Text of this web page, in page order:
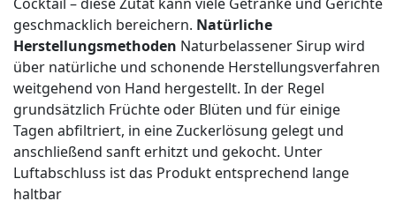
geschmacklich bereichern. Natürliche
Herstellungsmethoden Naturbelassener Sirup wird
über natürliche und schonende Herstellungsverfahren
weitgehend von Hand hergestellt. In der Regel
grundsätzlich Früchte oder Blüten und für einige
Tagen abfiltriert, in eine Zuckerlösung gelegt und
anschließend sanft erhitzt und gekocht. Unter
Luftabschluss ist das Produkt entsprechend lange
haltbar